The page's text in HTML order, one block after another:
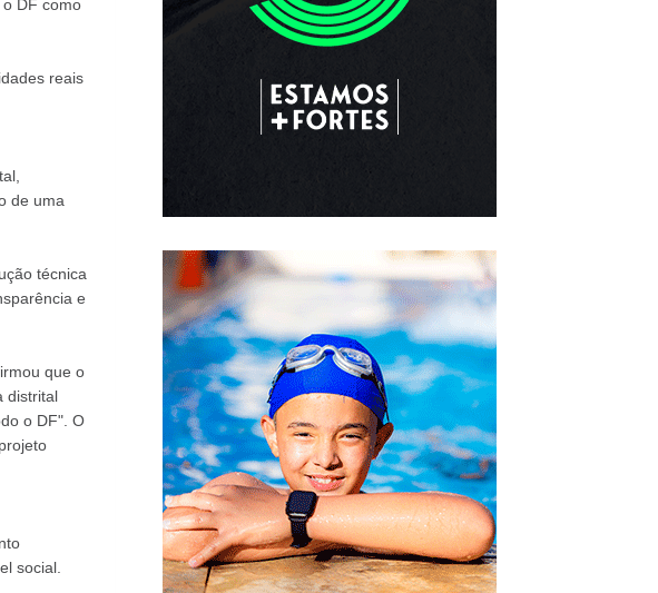
DF como
reais
de uma
técnica
e
que o
distrital
o DF". O
social.